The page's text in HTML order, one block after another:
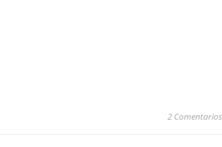
2 Comentarios